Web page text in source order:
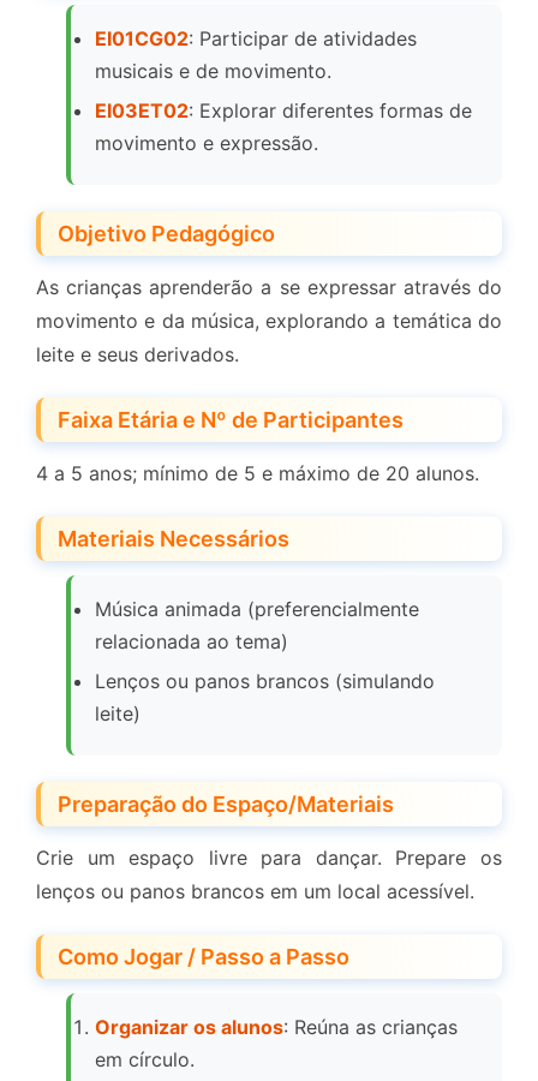
EI01CG02: Participar de atividades
musicais e de movimento.
EI03ET02: Explorar diferentes formas de
movimento e expressão.
Objetivo Pedagógico
As crianças aprenderão a se expressar através do
movimento e da música, explorando a temática do
leite e seus derivados.
Faixa Etária e Nº de Participantes
4 a 5 anos; mínimo de 5 e máximo de 20 alunos.
Materiais Necessários
Música animada (preferencialmente
relacionada ao tema)
Lenços ou panos brancos (simulando
leite)
Preparação do Espaço/Materiais
Crie um espaço livre para dançar. Prepare os
lenços ou panos brancos em um local acessível.
Como Jogar / Passo a Passo
Organizar os alunos: Reúna as crianças
em círculo.